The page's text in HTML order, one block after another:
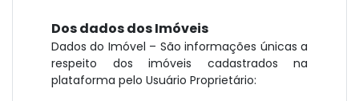
Dos dados dos Imóveis
Dados do Imóvel – São informações únicas a
respeito dos imóveis cadastrados na
plataforma pelo Usuário Proprietário: